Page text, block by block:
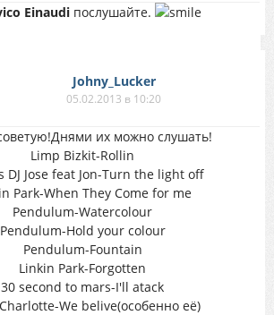
Einaudiпослушайте.
Johny_Lucker
05.02.2013 в 10:20
их можно слушать!
Limp Bizkit-Rollin
DJ Jose feat Jon-Turn the light off
Park-When They Come for me
Pendulum-Watercolour
Pendulum-Hold your colour
Pendulum-Fountain
Linkin Park-Forgotten
30 second to mars-I'll atack
We belive(особенно её)